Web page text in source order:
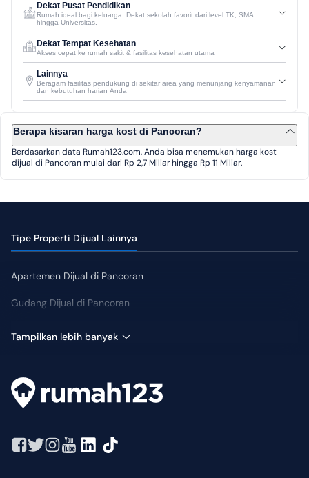
Dekat Pusat Pendidikan
Rumah ideal bagi keluarga. Dekat sekolah favorit dari level TK, SMA,
hingga Universitas.
Dekat Tempat Kesehatan
Akses cepat ke rumah sakit & fasilitas kesehatan utama
Lainnya
Beragam fasilitas pendukung di sekitar area yang menunjang kenyamanan
dan kebutuhan harian Anda
Berapa kisaran harga kost di Pancoran?
Berdasarkan data Rumah123.com, Anda bisa menemukan harga kost
dijual di Pancoran mulai dari Rp 2,7 Miliar hingga Rp 11 Miliar.
Tipe Properti Dijual Lainnya
Apartemen Dijual di Pancoran
Gudang Dijual di Pancoran
Tampilkan lebih banyak